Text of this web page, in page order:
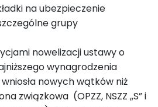
na ubezpieczenie
grupy
nowelizacji ustawy o
wynagrodzenia
nowych wątków niż
związkowa (OPZZ, NSZZ ,,S” i